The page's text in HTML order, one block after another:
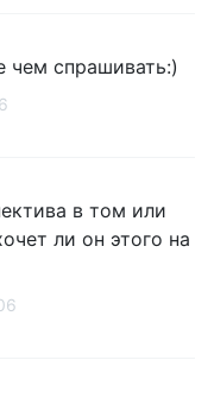
спрашивать:)
в том или
ли он этого на